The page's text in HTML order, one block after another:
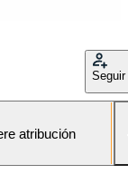
Seguir
atribución